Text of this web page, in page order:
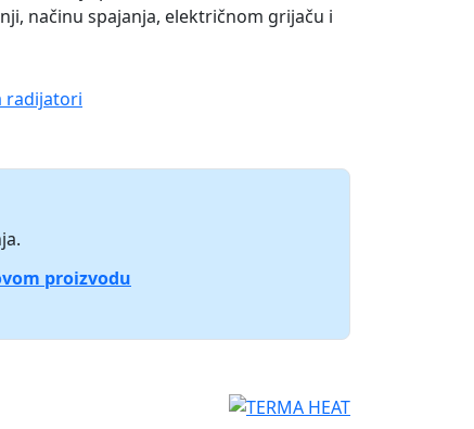
načinu spajanja, električnom grijaču i
radijatori
proizvodu